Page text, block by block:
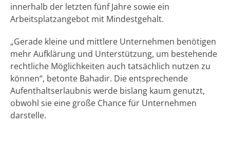
innerhalb der letzten fünf Jahre sowie ein
Arbeitsplatzangebot mit Mindestgehalt.
„Gerade kleine und mittlere Unternehmen benötigen
mehr Aufklärung und Unterstützung, um bestehende
rechtliche Möglichkeiten auch tatsächlich nutzen zu
können“, betonte Bahadir. Die entsprechende
Aufenthaltserlaubnis werde bislang kaum genutzt,
obwohl sie eine große Chance für Unternehmen
darstelle.